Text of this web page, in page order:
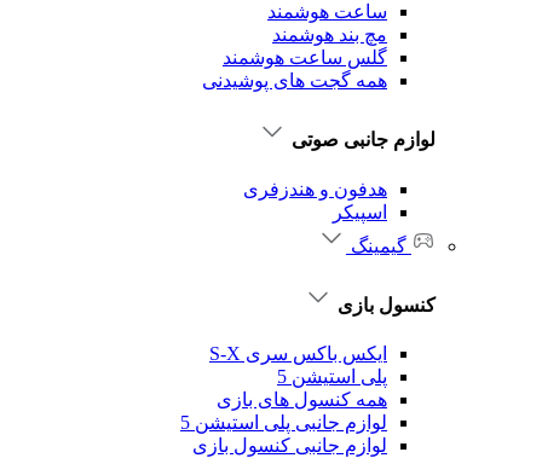
ساعت هوشمند
مچ بند هوشمند
گلس ساعت هوشمند
همه گجت های پوشیدنی
لوازم جانبی صوتی
هدفون و هندزفری
اسپیکر
گیمینگ
کنسول بازی
ایکس باکس سری S-X
پلی استیشن 5
همه کنسول های بازی
لوازم جانبی پلی استیشن 5
لوازم جانبی کنسول بازی